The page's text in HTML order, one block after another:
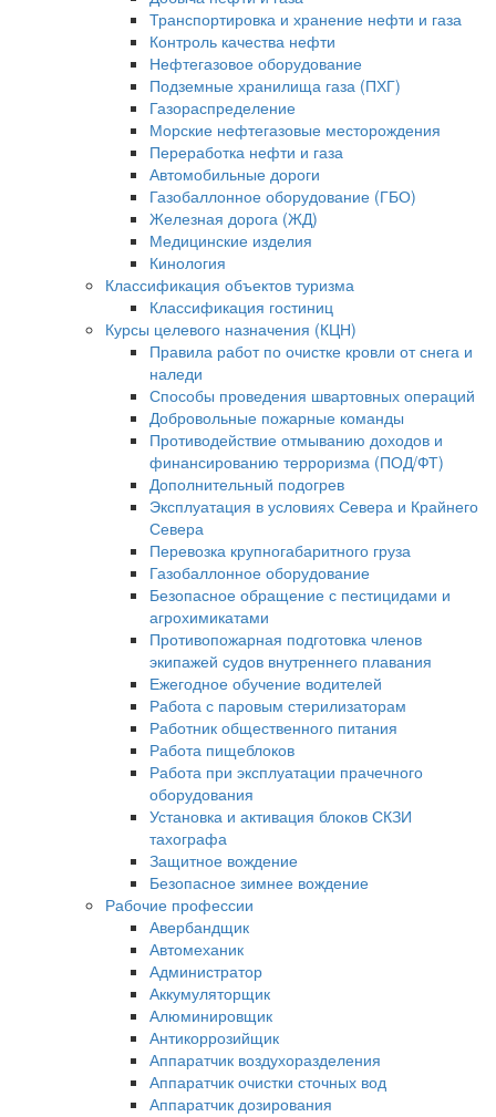
Транспортировка и хранение нефти и газа
Контроль качества нефти
Нефтегазовое оборудование
Подземные хранилища газа (ПХГ)
Газораспределение
Морские нефтегазовые месторождения
Переработка нефти и газа
Автомобильные дороги
Газобаллонное оборудование (ГБО)
Железная дорога (ЖД)
Медицинские изделия
Кинология
Классификация объектов туризма
Классификация гостиниц
Курсы целевого назначения (КЦН)
Правила работ по очистке кровли от снега и
наледи
Способы проведения швартовных операций
Добровольные пожарные команды
Противодействие отмыванию доходов и
финансированию терроризма (ПОД/ФТ)
Дополнительный подогрев
Эксплуатация в условиях Севера и Крайнего
Севера
Перевозка крупногабаритного груза
Газобаллонное оборудование
Безопасное обращение с пестицидами и
агрохимикатами
Противопожарная подготовка членов
экипажей судов внутреннего плавания
Ежегодное обучение водителей
Работа с паровым стерилизаторам
Работник общественного питания
Работа пищеблоков
Работа при эксплуатации прачечного
оборудования
Установка и активация блоков СКЗИ
тахографа
Защитное вождение
Безопасное зимнее вождение
Рабочие профессии
Авербандщик
Автомеханик
Администратор
Аккумуляторщик
Алюминировщик
Антикоррозийщик
Аппаратчик воздухоразделения
Аппаратчик очистки сточных вод
Аппаратчик дозирования